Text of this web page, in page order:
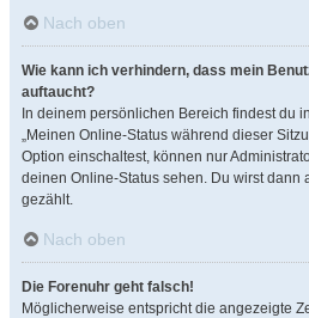
Nach oben
Wie kann ich verhindern, dass mein
auftaucht?
In deinem persönlichen Bereich findest du
„Meinen Online-Status während dieser
Option einschaltest, können nur
deinen Online-Status sehen. Du wirst dann
gezählt.
Nach oben
Die Forenuhr geht falsch!
Möglicherweise entspricht die angezeigte